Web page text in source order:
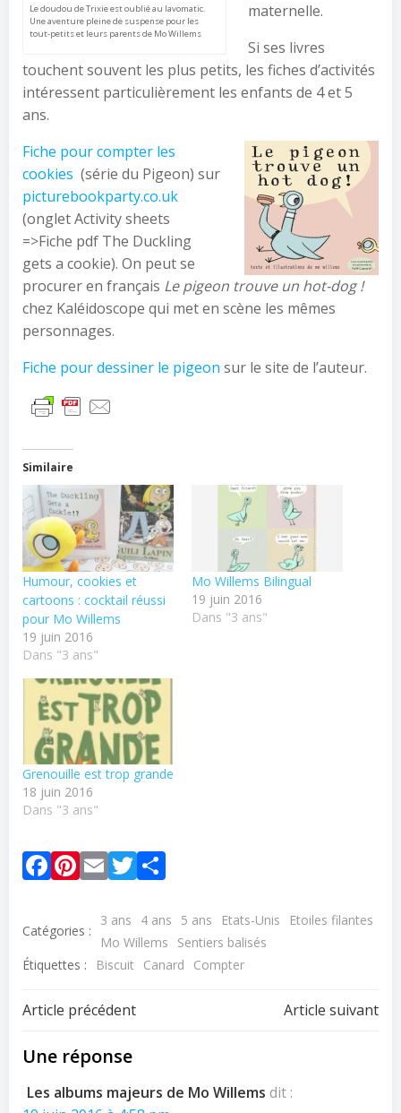
Le doudou de Trixie est oublié au lavomatic.
Une aventure pleine de suspense pour les
tout-petits et leurs parents de Mo Willems
maternelle.
Si ses livres
touchent souvent les plus petits, les fiches d’activités
intéressent particulièrement les enfants de 4 et 5
ans.
Fiche pour compter les
cookies (série du Pigeon) sur
picturebookparty.co.uk
(onglet Activity sheets
=>Fiche pdf The Duckling
gets a cookie). On peut se
procurer en français Le pigeon trouve un hot-dog !
chez Kaléidoscope qui met en scène les mêmes
personnages.
Fiche pour dessiner le pigeon sur le site de l’auteur.
Similaire
Humour, cookies et
cartoons : cocktail réussi
pour Mo Willems
19 juin 2016
Dans "3 ans"
Mo Willems Bilingual
19 juin 2016
Dans "3 ans"
Grenouille est trop grande
18 juin 2016
Dans "3 ans"
Facebook
Pinterest
EmailTwitter
Catégories :
3 ans 4 ans 5 ans Etats-Unis
Etoiles filantes
Mo Willems
Sentiers balisés
Étiquettes :
Biscuit Canard Compter
Navigation
de
Article précédent
Navigation
Article suivant
Une réponse
Les albums majeurs de Mo Willems dit :